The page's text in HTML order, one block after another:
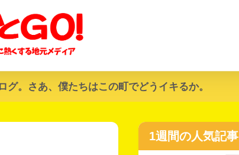
。さあ、僕たちはこの町でどうイキるか。
1週間の人気記事